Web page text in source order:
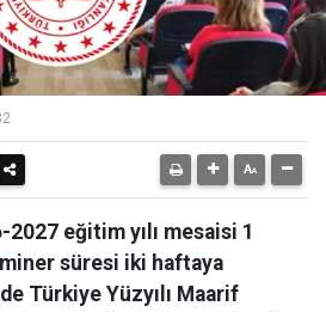
eğitim yılı mesaisi 1
süresi iki haftaya
Türkiye Yüzyılı Maarif